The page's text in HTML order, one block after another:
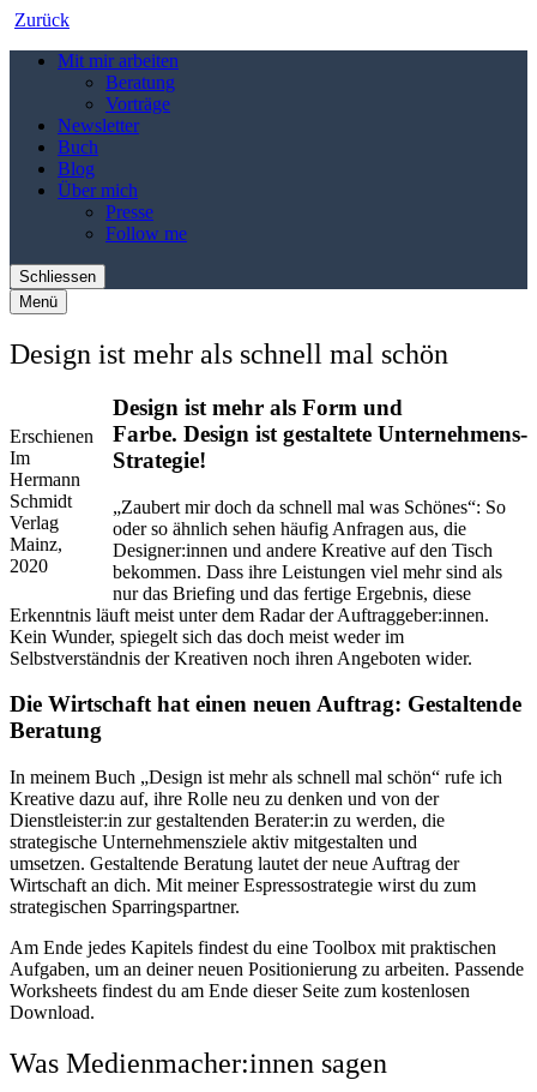
Zurück
Mit mir arbeiten
Beratung
Vorträge
Newsletter
Buch
Blog
Über mich
Presse
Follow me
Schliessen
Menü
Design ist mehr als schnell mal schön
Erschienen
Im
Hermann
Schmidt
Verlag
Mainz,
2020
Design ist mehr als Form und
Farbe. Design ist gestaltete Unternehmens-
Strategie!
„Zaubert mir doch da schnell mal was Schönes“: So
oder so ähnlich sehen häufig Anfragen aus, die
Designer:innen und andere Kreative auf den Tisch
bekommen. Dass ihre Leistungen viel mehr sind als
nur das Briefing und das fertige Ergebnis, diese
Erkenntnis läuft meist unter dem Radar der Auftraggeber:innen.
Kein Wunder, spiegelt sich das doch meist weder im
Selbstverständnis der Kreativen noch ihren Angeboten wider.
Die Wirtschaft hat einen neuen Auftrag: Gestaltende
Beratung
In meinem Buch „Design ist mehr als schnell mal schön“ rufe ich
Kreative dazu auf, ihre Rolle neu zu denken und von der
Dienstleister:in zur gestaltenden Berater:in zu werden, die
strategische Unternehmensziele aktiv mitgestalten und
umsetzen. Gestaltende Beratung lautet der neue Auftrag der
Wirtschaft an dich. Mit meiner Espressostrategie wirst du zum
strategischen Sparringspartner.
Am Ende jedes Kapitels findest du eine Toolbox mit praktischen
Aufgaben, um an deiner neuen Positionierung zu arbeiten. Passende
Worksheets findest du am Ende dieser Seite zum kostenlosen
Download.
Was Medienmacher:innen sagen